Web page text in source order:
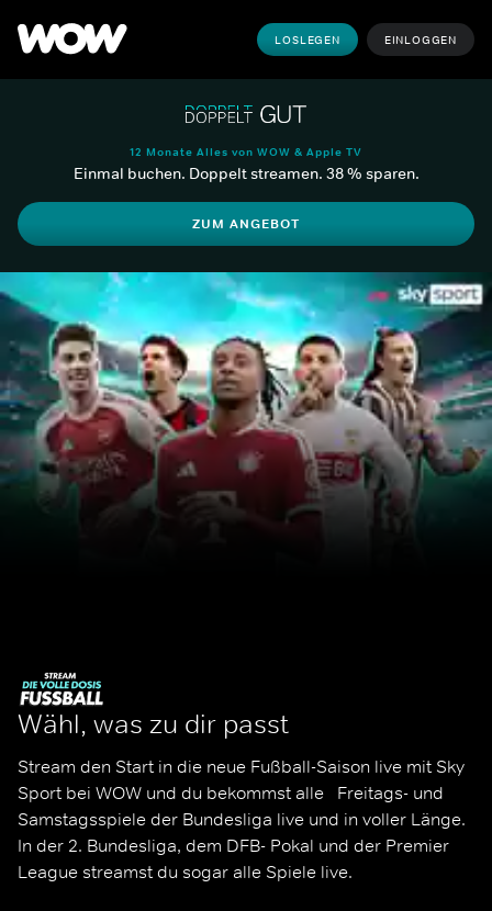
LOSLEGEN EINLOGGEN
12 Monate Alles von WOW & Apple TV
Einmal buchen. Doppelt streamen. 38 % sparen.
ZUM ANGEBOT
Wähl, was zu dir passt
Stream den Start in die neue Fußball-Saison live mit Sky
Sport bei WOW und du bekommst alle   Freitags- und
Samstagsspiele der Bundesliga live und in voller Länge.
In der 2. Bundesliga, dem DFB- Pokal und der Premier
League streamst du sogar alle Spiele live.